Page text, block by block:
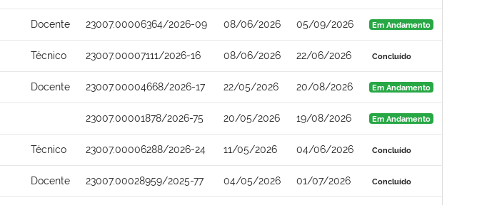
Docente 23007.00006364/2026-09 08/06/2026 05/09/2026 Em Andamento
Técnico 23007.00007111/2026-16 08/06/2026 22/06/2026 Concluído
Docente 23007.00004668/2026-17 22/05/2026 20/08/2026 Em Andamento
23007.00001878/2026-75 20/05/2026 19/08/2026 Em Andamento
Técnico 23007.00006288/2026-24 11/05/2026 04/06/2026 Concluído
Docente 23007.00028959/2025-77 04/05/2026 01/07/2026 Concluído